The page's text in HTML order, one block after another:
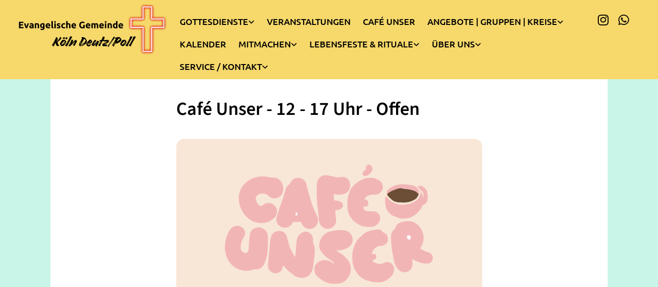
GOTTESDIENSTE VERANSTALTUNGEN CAFÉ UNSER
ANGEBOTE | GRUPPEN | KREISE
KALENDER
MITMACHEN LEBENSFESTE & RITUALE
ÜBER UNS
SERVICE / KONTAKT
Café Unser - 12 - 17 Uhr - Offen